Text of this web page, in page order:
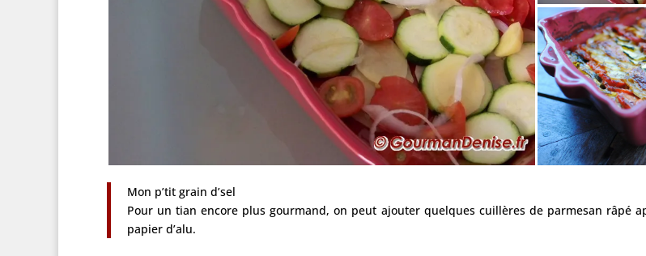
Mon p’tit grain d’sel
Pour un tian encore plus gourmand, on peut ajouter quelques cuillères de parmesan râpé
papier d’alu.